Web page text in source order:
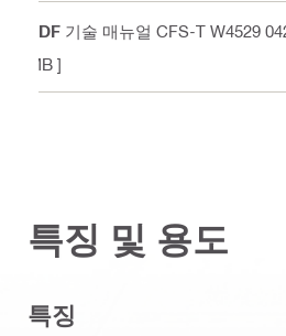
PDF 기술 매뉴얼 CFS-T W4529
MB ]
특징 및 용도
특징